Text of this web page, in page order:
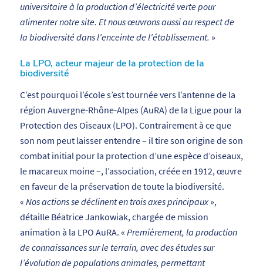
universitaire à la production d’électricité verte pour
alimenter notre site. Et nous œuvrons aussi au respect de
la biodiversité dans l’enceinte de l’établissement. »
La LPO, acteur majeur de la protection de la
biodiversité
C’est pourquoi l’école s’est tournée vers l’antenne de la
région Auvergne-Rhône-Alpes (AuRA) de la Ligue pour la
Protection des Oiseaux (LPO). Contrairement à ce que
son nom peut laisser entendre – il tire son origine de son
combat initial pour la protection d’une espèce d’oiseaux,
le macareux moine –, l’association, créée en 1912, œuvre
en faveur de la préservation de toute la biodiversité.
« Nos actions se déclinent en trois axes principaux»,
détaille Béatrice Jankowiak, chargée de mission
animation à la LPO AuRA. « Premièrement, la production
de connaissances sur le terrain, avec des études sur
l’évolution de populations animales, permettant